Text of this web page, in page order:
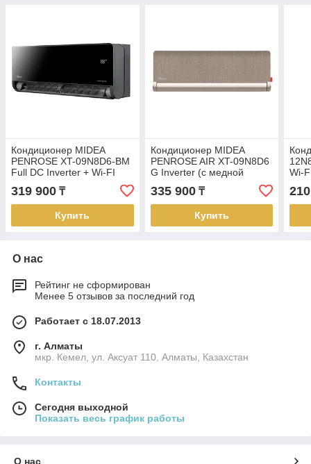
Кондиционер MIDEA
PENROSE XT-09N8D6-BM
Full DC Inverter + Wi-FI
(без медной трубы)
319 900 ₸
Купить
Кондиционер MIDEA
PENROSE AIR XT-09N8D6
G Inverter (с медной
335 900₸
Купить
Wi-
О нас
Рейтинг не сформирован
Менее 5 отзывов за последний год
Работает с 18.07.2013
г. Алматы
мкр. Кемел, ул. Аксуат 110, Алматы, Казахстан
Контакты
Сегодня выходной
Показать весь график работы
О нас